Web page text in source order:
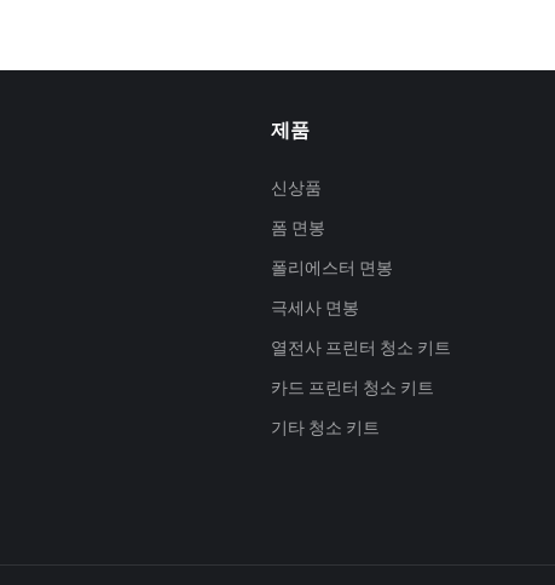
제품
신상품
폼 면봉
폴리에스터 면봉
극세사 면봉
열전사 프린터 청소 키트
카드 프린터 청소 키트
기타 청소 키트